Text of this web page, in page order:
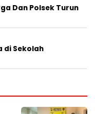
Dan Polsek Turun
di Sekolah